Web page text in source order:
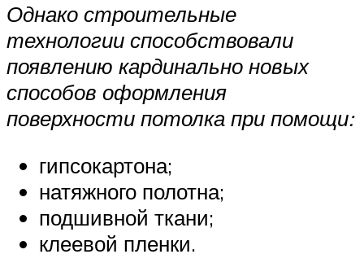
Однако строительные
технологии способствовали
появлению кардинально новых
способов оформления
поверхности потолка при помощи:
гипсокартона;
натяжного полотна;
подшивной ткани;
клеевой пленки.